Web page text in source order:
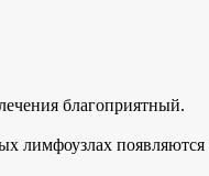
благоприятный.
лимфоузлах появляются